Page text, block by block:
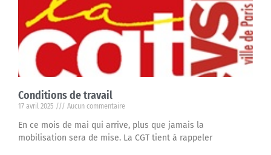
Conditions de travail
17 avril 2025 Aucun commentaire
En ce mois de mai qui arrive, plus que jamais la
mobilisation sera de mise. La CGT tient à rappeler